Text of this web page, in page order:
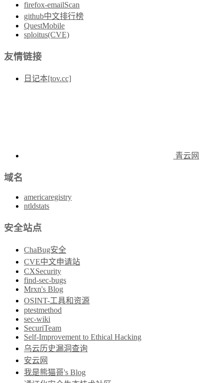
firefox-emailScan
github中文排行榜
QuestMobile
sploitus(CVE)
友情链接
日记本[tov.cc]
青云网
域名
americaregistry
ntldstats
安全站点
ChaBug安全
CVE中文申请站
CXSecurity
find-sec-bugs
Mrxn's Blog
OSINT-工具和资源
ptestmethod
sec-wiki
SecuriTeam
Self-Improvement to Ethical Hacking
乌云历史漏洞查询
安云网
我是熊猫哥's Blog